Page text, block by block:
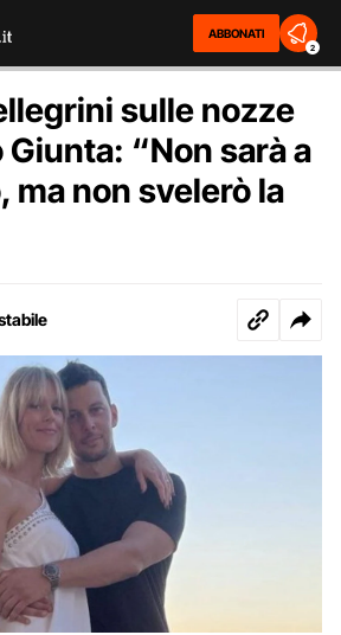
ABBONATI
2
sulle nozze
“Non sarà a
ma non svelerò la